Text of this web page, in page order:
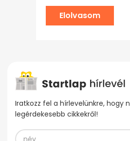
Elolvasom
Iratkozz fel a hírlevelünkre, hogy
legérdekesebb cikkekről!